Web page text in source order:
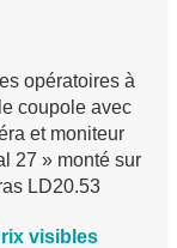
opératoires à
coupole avec
et moniteur
27 » monté sur
LD20.53
visibles